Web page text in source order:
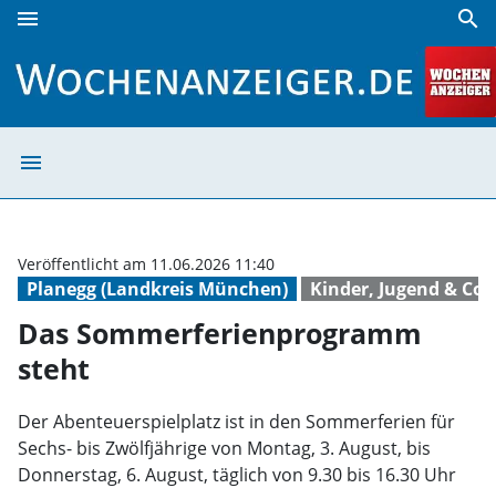
menu search
menu
Planegg (Landkreis München) Kinder, Jugend & Co.
Veröffentlicht am 11.06.2026 11:40
Das Sommerferienprogramm
steht
Der Abenteuerspielplatz ist in den Sommerferien für
Sechs- bis Zwölfjährige von Montag, 3. August, bis
Donnerstag, 6. August, täglich von 9.30 bis 16.30 Uhr